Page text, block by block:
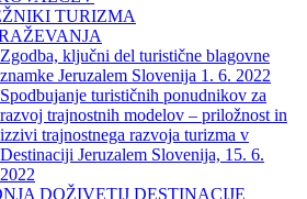
TURIZMA
Zgodba, ključni del turistične blagovne
znamke Jeruzalem Slovenija 1. 6. 2022
Spodbujanje turističnih ponudnikov za
razvoj trajnostnih modelov – priložnost in
izzivi trajnostnega razvoja turizma v
Destinaciji Jeruzalem Slovenija, 15. 6.
2022
DOŽIVETIJ DESTINACIJE